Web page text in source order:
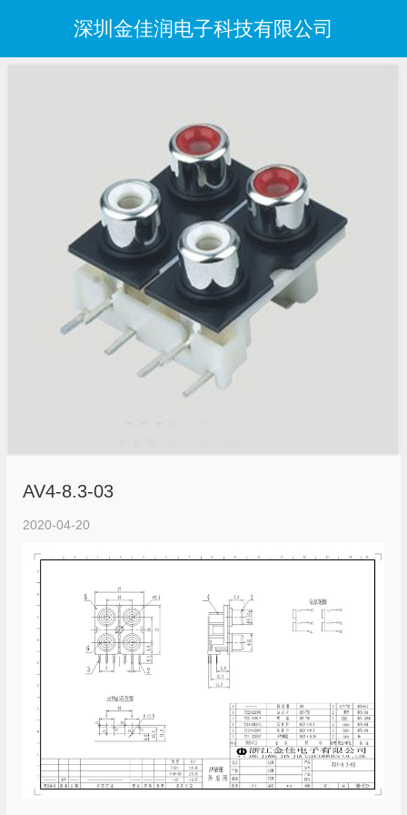
深圳金佳润电子科技有限公司
AV4-8.3-03
2020-04-20